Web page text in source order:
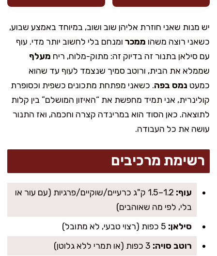
יש מנות שאני חוזרת אליהן שוב ושוב, במיוחד באמצע שבוע,
כשאני רוצה משהו ממכר ומנחם בלי לחשוב יותר מדי. עוף
עם סילאן בתנור זה בדיוק זה: מתוק-מלוח, ריח מעלף
שממלא את הבית, ורוטב סמיך שנצמד לעוף עד שהוא
כמעט נמס בפה. כשאני מפתחת מתכונים כשפית וכסופרת
קולינרית, אני תמיד מחפשת את “האיזון המושלם” בין קלות
לתוצאה. כאן הסוד הוא במרינדה קצרה וחכמה, ואז התנור
עושה את כל העבודה.
רשימת מרכיבים
עוף:
1.2–1.5 ק"ג כרעיים/שוקיים/פרגיות (עם עור או
בלי, לפי מה שאוהבים)
סילאן:
רוטב סויה: